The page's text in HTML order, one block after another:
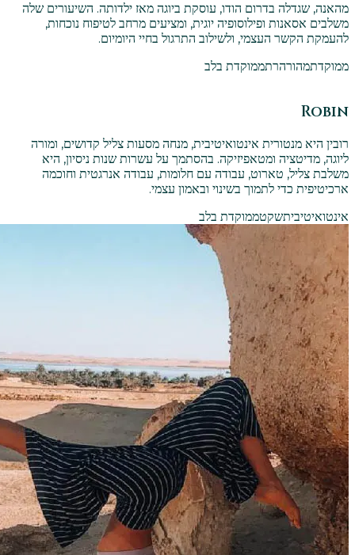
מהאנה, שגדלה בדרום הודו, עוסקת ביוגה מאז ילדותה. השיעורים שלה
משלבים אסאנות ופילוסופיה יוגית, ומציעים מרחב לטיפוח נוכחות,
להעמקת הקשר העצמי, ולשילוב התרגול בחיי היומיום.
ממוקדתמהורהרתממוקדת בלב
Robin
רובין היא מנטורית אינטואיטיבית, מנחה מסעות צליל קדושים, ומורה
ליוגה, מדיטציה ומטאפיזיקה. בהסתמך על עשרות שנות ניסיון, היא
משלבת צליל, טארוט, עבודה עם חלומות, עבודה אנרגטית וחוכמה
ארכיטיפית כדי לתמוך בשינוי ובאמון עצמי.
אינטואיטיביתשקטממוקדת בלב